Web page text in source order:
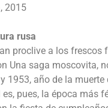
2015
rusa
proclive a los
Una saga moscovita,
1953, año de la muerte
pues, la época más